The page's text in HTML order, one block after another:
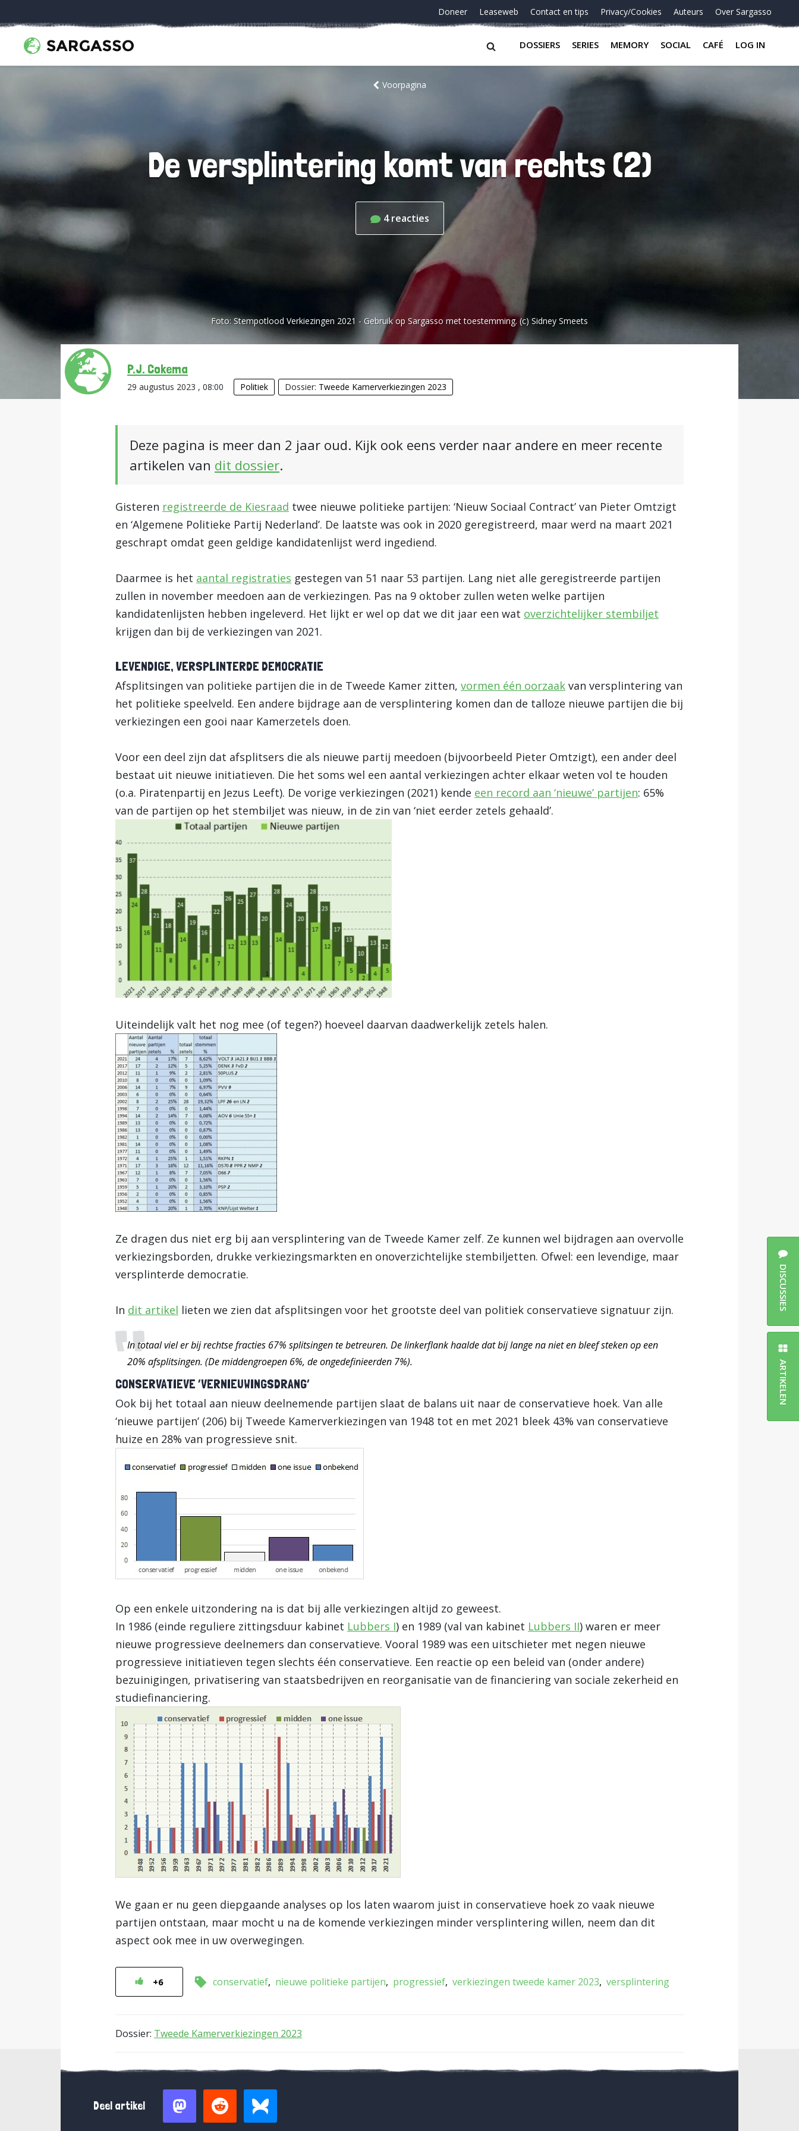
Doneer Leaseweb Contact en tips Privacy/Cookies Auteurs Over Sargasso
DOSSIERS SERIES MEMORY SOCIAL CAFÉ LOG IN
Voorpagina
De versplintering komt van rechts (2)
4 reacties
Foto:Stempotlood Verkiezingen 2021 - Gebruik op Sargasso met toestemming. (c) Sidney Smeets
P.J. Cokema
29 augustus 2023 , 08:00 Politiek Dossier: Tweede Kamerverkiezingen 2023
Deze pagina is meer dan 2 jaar oud. Kijk ook eens verder naar andere en meer recente
artikelen van dit dossier.
Gisteren registreerde de Kiesraad twee nieuwe politieke partijen: ‘Nieuw Sociaal Contract’ van Pieter Omtzigt
en ‘Algemene Politieke Partij Nederland’. De laatste was ook in 2020 geregistreerd, maar werd na maart 2021
geschrapt omdat geen geldige kandidatenlijst werd ingediend.
Daarmee is het aantal registraties gestegen van 51 naar 53 partijen. Lang niet alle geregistreerde partijen
zullen in november meedoen aan de verkiezingen. Pas na 9 oktober zullen weten welke partijen
kandidatenlijsten hebben ingeleverd. Het lijkt er wel op dat we dit jaar een wat overzichtelijker stembiljet
krijgen dan bij de verkiezingen van 2021.
LEVENDIGE, VERSPLINTERDE DEMOCRATIE
Afsplitsingen van politieke partijen die in de Tweede Kamer zitten, vormen één oorzaak van versplintering van
het politieke speelveld. Een andere bijdrage aan de versplintering komen dan de talloze nieuwe partijen die bij
verkiezingen een gooi naar Kamerzetels doen.
Voor een deel zijn dat afsplitsers die als nieuwe partij meedoen (bijvoorbeeld Pieter Omtzigt), een ander deel
bestaat uit nieuwe initiatieven. Die het soms wel een aantal verkiezingen achter elkaar weten vol te houden
(o.a. Piratenpartij en Jezus Leeft). De vorige verkiezingen (2021) kende een record aan ‘nieuwe’ partijen: 65%
van de partijen op het stembiljet was nieuw, in de zin van ‘niet eerder zetels gehaald’.
Uiteindelijk valt het nog mee (of tegen?) hoeveel daarvan daadwerkelijk zetels halen.
Ze dragen dus niet erg bij aan versplintering van de Tweede Kamer zelf. Ze kunnen wel bijdragen aan overvolle
verkiezingsborden, drukke verkiezingsmarkten en onoverzichtelijke stembiljetten. Ofwel: een levendige, maar
versplinterde democratie.
In dit artikel lieten we zien dat afsplitsingen voor het grootste deel van politiek conservatieve signatuur zijn.
In totaal viel er bij rechtse fracties 67% splitsingen te betreuren. De linkerflank haalde dat bij lange na niet en bleef steken op een
20% afsplitsingen. (De middengroepen 6%, de ongedefinieerden 7%).
CONSERVATIEVE ‘VERNIEUWINGSDRANG’
Ook bij het totaal aan nieuw deelnemende partijen slaat de balans uit naar de conservatieve hoek. Van alle
‘nieuwe partijen’ (206) bij Tweede Kamerverkiezingen van 1948 tot en met 2021 bleek 43% van conservatieve
huize en 28% van progressieve snit.
Op een enkele uitzondering na is dat bij alle verkiezingen altijd zo geweest.
In 1986 (einde reguliere zittingsduur kabinet Lubbers I) en 1989 (val van kabinet Lubbers II) waren er meer
nieuwe progressieve deelnemers dan conservatieve. Vooral 1989 was een uitschieter met negen nieuwe
progressieve initiatieven tegen slechts één conservatieve. Een reactie op een beleid van (onder andere)
bezuinigingen, privatisering van staatsbedrijven en reorganisatie van de financiering van sociale zekerheid en
studiefinanciering.
We gaan er nu geen diepgaande analyses op los laten waarom juist in conservatieve hoek zo vaak nieuwe
partijen ontstaan, maar mocht u na de komende verkiezingen minder versplintering willen, neem dan dit
aspect ook mee in uw overwegingen.
+6 conservatief nieuwe politieke partijen progressief verkiezingen tweede kamer 2023 versplintering
Dossier: Tweede Kamerverkiezingen 2023
Deel artikel
DISCUSSIES
ARTIKELEN